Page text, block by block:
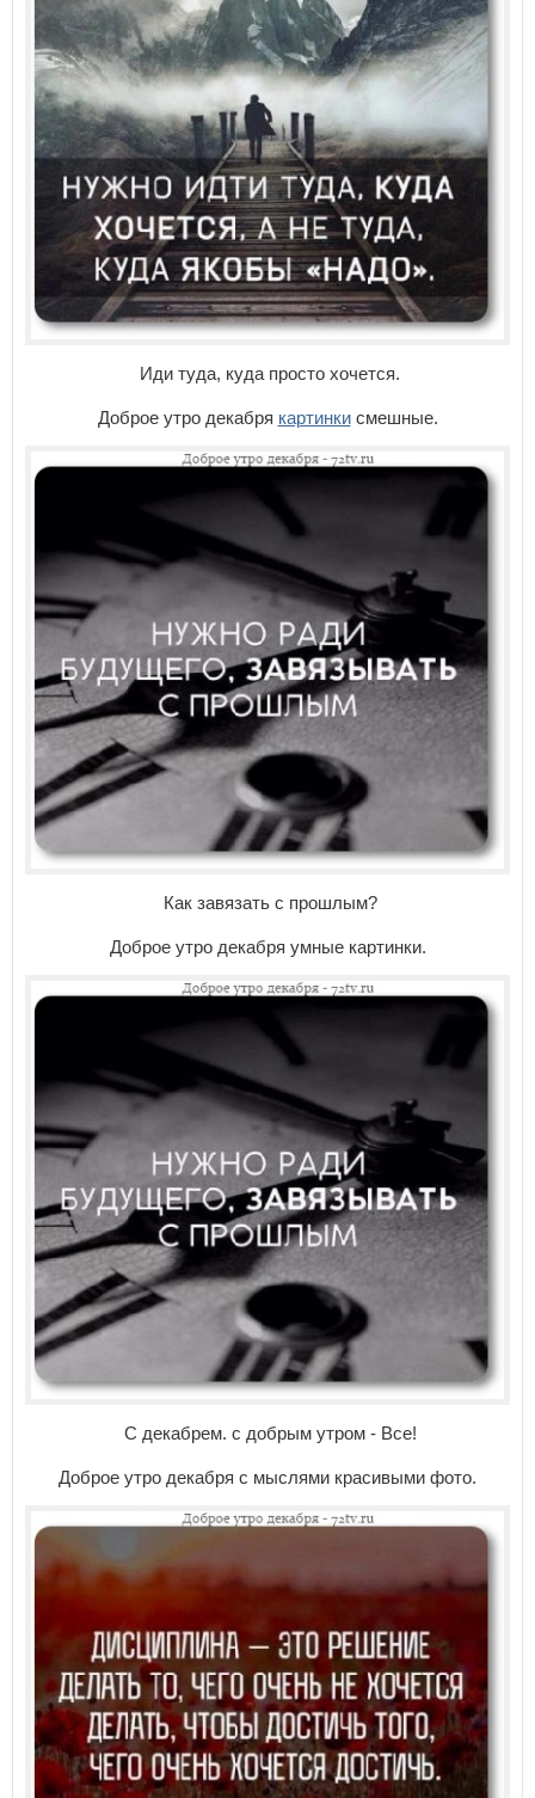
Иди туда, куда просто хочется.
Доброе утро декабря картинкисмешные.
Как завязать с прошлым?
Доброе утро декабря умные картинки.
С декабрем. с добрым утром - Все!
Доброе утро декабря с мыслями красивыми фото.